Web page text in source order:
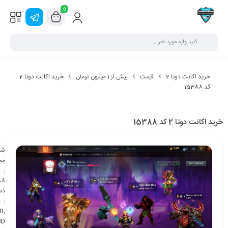
0
خرید اکانت دوتا 2 قیمت بیش از 1 میلیون تومان
خرید اکانت دوتا 2
کد 15388
خرید اکانت دوتا 2 کد 15388
:
:
,